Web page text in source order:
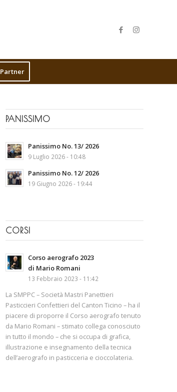
Partner
PANISSIMO
Panissimo No. 13/ 2026
9 Luglio 2026 - 10:48
Panissimo No. 12/ 2026
19 Giugno 2026 - 19:44
CORSI
Corso aerografo 2023
di Mario Romani
13 Febbraio 2023 - 11:42
La SMPPC – Società Mastri Panettieri
Pasticcieri Confettieri del Canton Ticino – ha il
piacere di proporre il Corso aerografo tenuto
da Mario Romani – stimato collega conosciuto
in tutto il mondo – che si occupa di grafica,
illustrazione e insegnamento della tecnica
dell’aerografo in pasticceria e cioccolateria.